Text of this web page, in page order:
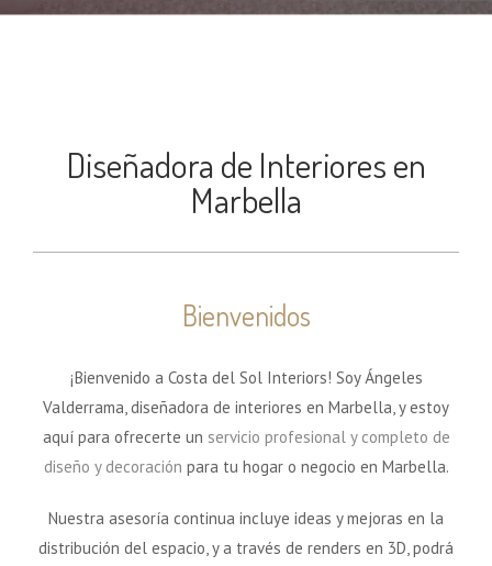
Diseñadora de Interiores en
Marbella
Bienvenidos
¡Bienvenido a Costa del Sol Interiors! Soy Ángeles
Valderrama, diseñadora de interiores en Marbella, y estoy
aquí para ofrecerte un servicio profesional y completo de
diseño y decoración para tu hogar o negocio en Marbella.
Nuestra asesoría continua incluye ideas y mejoras en la
distribución del espacio, y a través de renders en 3D, podrá